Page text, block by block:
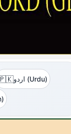
اردو (Urdu)